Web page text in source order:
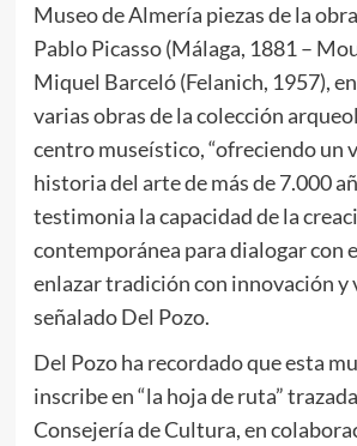
Museo de Almería piezas de la
Pablo Picasso (Málaga, 1881 –
Miquel Barceló (Felanich, 1957),
varias obras de la colección
centro museístico, “ofreciendo un
historia del arte de más de 7.000
testimonia la capacidad de la
contemporánea para dialogar con
enlazar tradición con innovación y
señalado Del Pozo.
Del Pozo ha recordado que esta
inscribe en “la hoja de ruta”
Consejería de Cultura, en